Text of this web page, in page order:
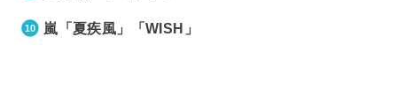
嵐「夏疾風」「WISH」